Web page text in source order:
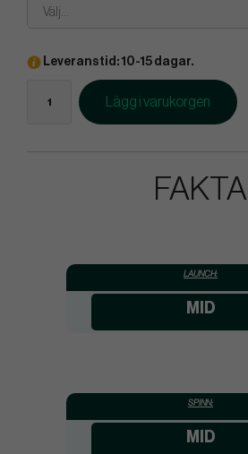
Välj...
Leveranstid: 10-15 dagar.
Lägg i varukorgen
FAKTA
LAUNCH:
MID
SPINN:
MID